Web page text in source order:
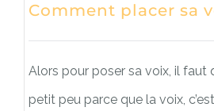
Comment placer sa
Alors pour poser sa voix, il faut
petit peu parce que la voix,